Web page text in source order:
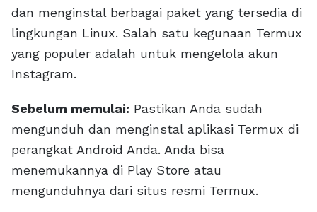
dan menginstal berbagai paket yang tersedia di
lingkungan Linux. Salah satu kegunaan Termux
yang populer adalah untuk mengelola akun
Instagram.
Sebelum memulai: Pastikan Anda sudah
mengunduh dan menginstal aplikasi Termux di
perangkat Android Anda. Anda bisa
menemukannya di Play Store atau
mengunduhnya dari situs resmi Termux.